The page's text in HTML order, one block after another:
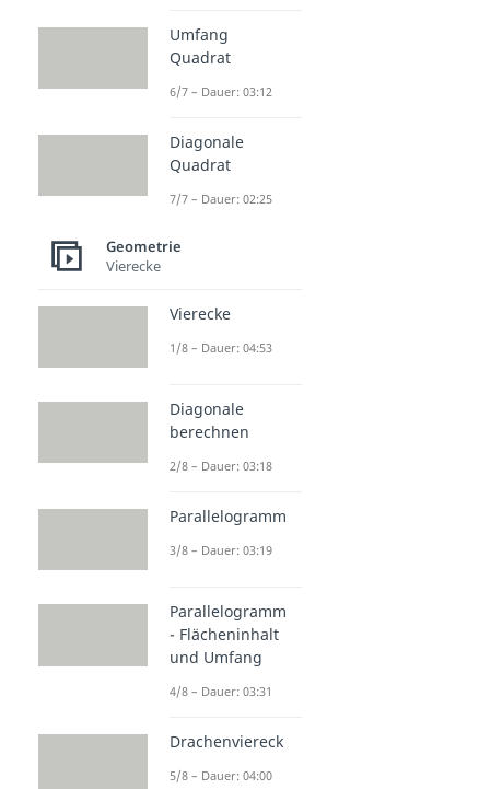
Umfang
Quadrat
6/7 – Dauer: 03:12
Diagonale
Quadrat
7/7 – Dauer: 02:25
Geometrie
Vierecke
Vierecke
1/8 – Dauer: 04:53
Diagonale
berechnen
2/8 – Dauer: 03:18
Parallelogramm
3/8 – Dauer: 03:19
Parallelogramm
- Flächeninhalt
und Umfang
4/8 – Dauer: 03:31
Drachenviereck
5/8 – Dauer: 04:00